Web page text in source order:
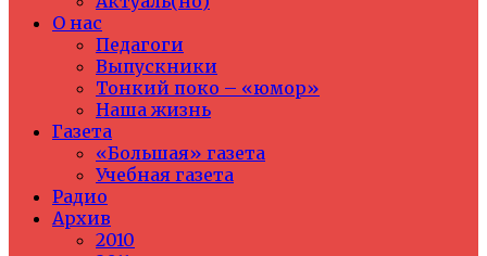
О нас
Педагоги
Выпускники
Тонкий поко – «юмор»
Наша жизнь
Газета
«Большая» газета
Учебная газета
Радио
Архив
2010